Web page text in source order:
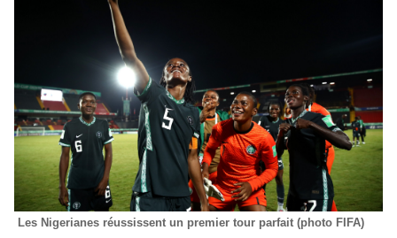
Les Nigerianes réussissent un premier tour parfait (photo FIFA)